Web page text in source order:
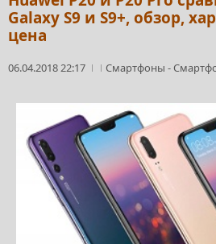
Galaxy S9 и S9+, обзор,
цена
06.04.2018 22:17 Смартфоны -